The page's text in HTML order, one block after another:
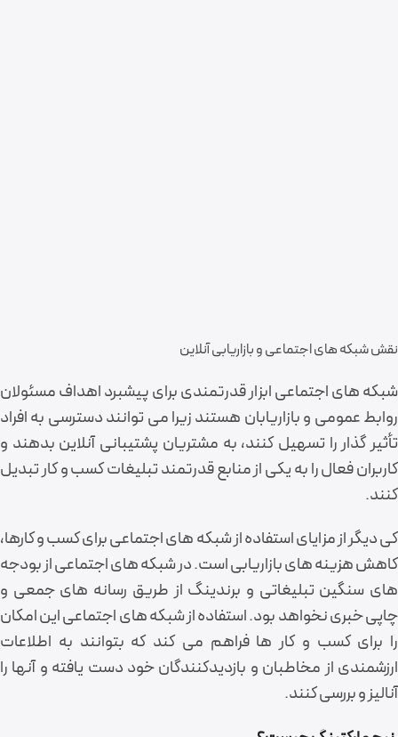
نقش شبکه های اجتماعی و بازاریابی آنلاین
شبکه های اجتماعی ابزار قدرتمندی برای پیشبرد اهداف مسئولان
روابط عمومی و بازاریابان هستند زیرا می توانند دسترسی به افراد
تأثیر گذار را تسهیل کنند، به مشتریان پشتیبانی آنلاین بدهند و
کاربران فعال را به یکی از منابع قدرتمند تبلیغات کسب و کار تبدیل
کنند.
کی دیگر از مزایای استفاده از شبکه های اجتماعی برای کسب و کارها،
کاهش هزینه های بازاریابی است. در شبکه های اجتماعی از بودجه
های سنگین تبلیغاتی و برندینگ از طریق رسانه های جمعی و
چاپی خبری نخواهد بود. استفاده از شبکه های اجتماعی این امکان
را برای کسب و کار ها فراهم می کند که بتوانند به اطلاعات
ارزشمندی از مخاطبان و بازدیدکنندگان خود دست یافته و آنها را
آنالیز و بررسی کنند.